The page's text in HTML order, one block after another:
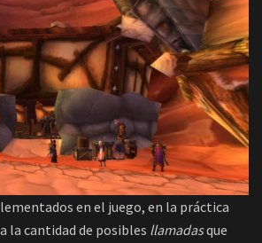
en el juego, en la práctica
la cantidad de posibles llamadasque